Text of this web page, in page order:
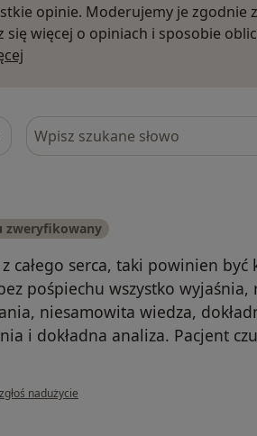
opinie. Moderujemy je zgodnie
się więcej o opiniach i sposobie
Szukaj w opiniach
zweryfikowany
całego serca, taki powinien być
pośpiechu wszystko wyjaśnia,
niesamowita wiedza,
i dokładna analiza. Pacjent
w opinii użytkownika B.R.
zgłoś nadużycie